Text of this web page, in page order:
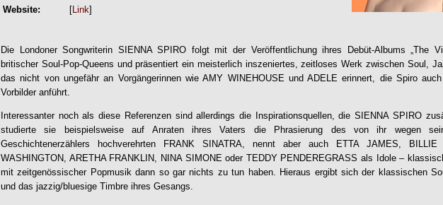
Website:
[Link]
Die Londoner Songwriterin SIENNA SPIRO folgt mit der Veröffentlichung ihres Debüt-Albums „The
britischer Soul-Pop-Queens und präsentiert ein meisterlich inszeniertes, zeitloses Werk zwischen Soul,
das nicht von ungefähr an Vorgängerinnen wie AMY WINEHOUSE und ADELE erinnert, die Spiro
Vorbilder anführt.
Interessanter noch als diese Referenzen sind allerdings die Inspirationsquellen, dieSIENNA SPIRO
studierte sie beispielsweise auf Anraten ihres Vaters die Phrasierung des von ihr wegen
Geschichtenerzählers hochverehrten FRANK SINATRA, nennt aber auch ETTA JAMES, BILLIE
WASHINGTON, ARETHA FRANKLIN, NINA SIMONE oder TEDDY PENDEREGRASS als Idole –
mit zeitgenössischer Popmusik dann so gar nichts zu tun haben. Hieraus ergibt sich der klassischen
und das jazzig/bluesige Timbre ihres Gesangs.